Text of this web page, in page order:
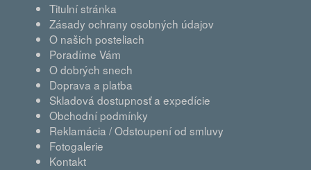
Titulní stránka
Zásady ochrany osobných údajov
O našich posteliach
Poradíme Vám
O dobrých snech
Doprava a platba
Skladová dostupnosť a expedície
Obchodní podmínky
Reklamácia / Odstoupení od smluvy
Fotogalerie
Kontakt